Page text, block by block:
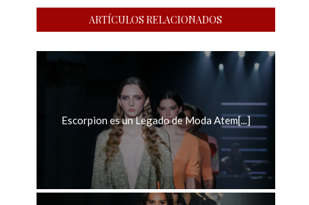
ARTÍCULOS RELACIONADOS
Escorpion es un Legado de Moda Atem[...]